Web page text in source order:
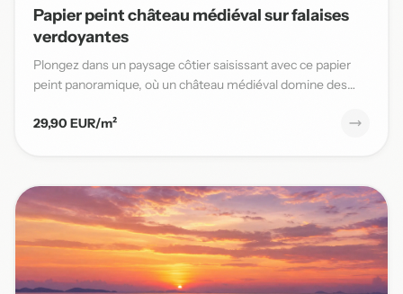
Papier peint château médiéval sur falaises
verdoyantes
Plongez dans un paysage côtier saisissant avec ce papier
peint panoramique, où un château médiéval domine des
29,90 EUR/m²